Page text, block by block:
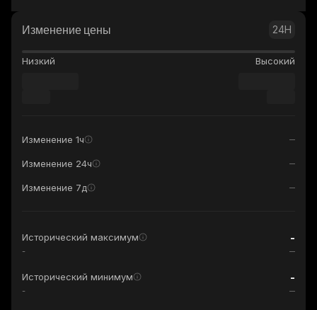
Изменение цены 24H
Низкий Высокий
Изменение 1ч
Изменение 24ч
Изменение 7д
Исторический максимум -
-
Исторический минимум -
-